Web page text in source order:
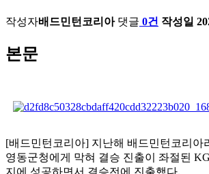
작성자배드민턴코리아 댓글 0건 작성일
본문
[배드민턴코리아] 지난해 배드민턴코리아
영동군청에게 막혀 결승 진출이 좌절된